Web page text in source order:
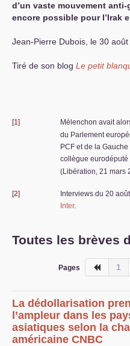
d’un vaste mouvement
encore possible pour l’Irak
Jean-Pierre Dubois, le 30 août
Tiré de son blog Le petit
[1] Mélenchon avait
du Parlement
PCF et de la
collègue eurodéputé
(Libération, 21 mars
[2] Interviews du 20
Inter.
Toutes les brèves
Pages 1
La dédollarisation
l’ampleur dans les
asiatiques selon la
américaine CNBC